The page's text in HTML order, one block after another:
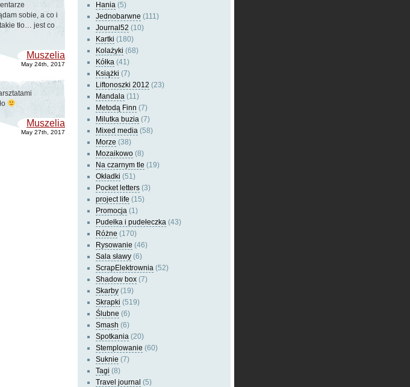
sobie, a co i
tło… jest co
Muszelia
May 24th, 2017
Muszelia
May 27th, 2017
Hania (5)
Jednobarwne (111)
Journal52 (10)
Kartki (180)
Kolażyki (68)
Kółka (41)
Książki (7)
Liftonoszki 2012 (23)
Mandala (11)
Metodą Finn (7)
Milutka buzia (7)
Mixed media (58)
Morze (38)
Mozaikowo (8)
Na czarnym tle (19)
Okładki (51)
Pocket letters (3)
project life (15)
Promocja (1)
Pudełka i pudełeczka (43)
Różne (170)
Rysowanie (46)
Sala sławy (6)
ScrapElektrownia (52)
Shadow box (7)
Skarby (19)
Skrapki (519)
Ślubne (6)
Smash (6)
Spotkania (20)
Stemplowanie (60)
Suknie (7)
Tagi (8)
Travel journal (5)